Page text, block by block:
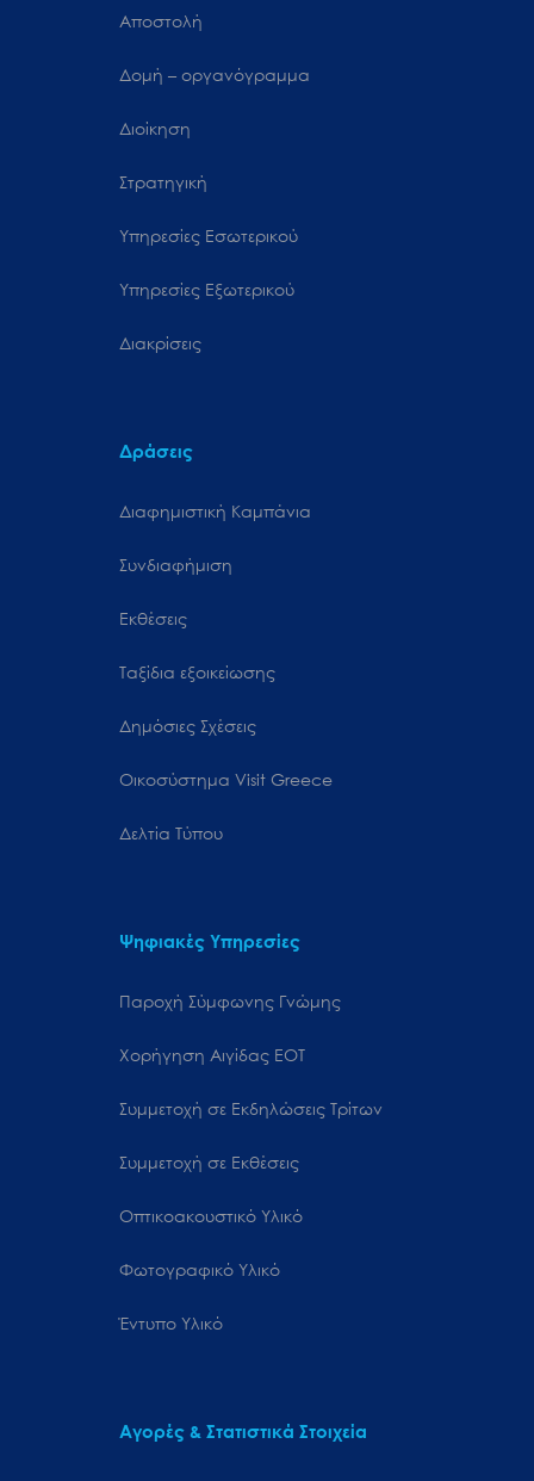
Αποστολή
Δομή – οργανόγραμμα
Διοίκηση
Στρατηγική
Υπηρεσίες Εσωτερικού
Υπηρεσίες Εξωτερικού
Διακρίσεις
Δράσεις
Διαφημιστική Καμπάνια
Συνδιαφήμιση
Εκθέσεις
Ταξίδια εξοικείωσης
Δημόσιες Σχέσεις
Oικοσύστημα Visit Greece
Δελτία Τύπου
Ψηφιακές Υπηρεσίες
Παροχή Σύμφωνης Γνώμης
Χορήγηση Αιγίδας ΕΟΤ
Συμμετοχή σε Εκδηλώσεις Τρίτων
Συμμετοχή σε Εκθέσεις
Οπτικοακουστικό Υλικό
Φωτογραφικό Υλικό
Έντυπο Υλικό
Αγορές & Στατιστικά Στοιχεία